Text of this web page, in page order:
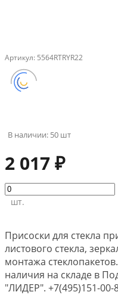
Артикул: 5564RTRYR22
В наличии: 50 шт
2 017 ₽
шт.
Присоски для стекла
листового стекла,
монтажа
наличия на складе в
"ЛИДЕР". +7(495)151-00-